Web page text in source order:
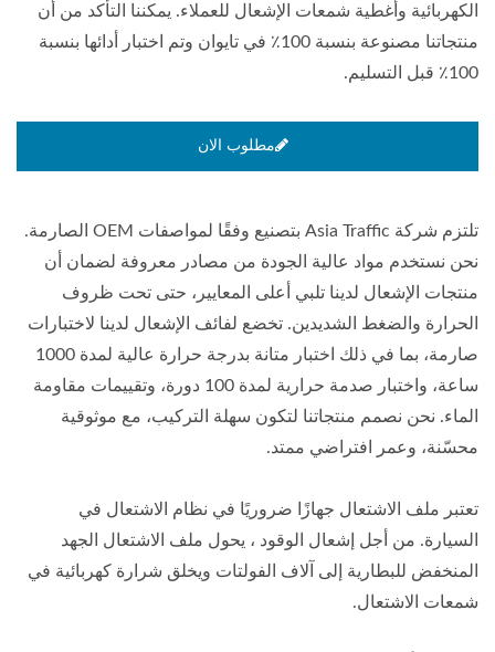
الكهربائية وأغطية شمعات الإشعال للعملاء. يمكننا التأكد من أن
منتجاتنا مصنوعة بنسبة 100٪ في تايوان وتم اختبار أدائها بنسبة
100٪ قبل التسليم.
مطلوب الان
تلتزم شركة Asia Traffic بتصنيع وفقًا لمواصفات OEM الصارمة.
نحن نستخدم مواد عالية الجودة من مصادر معروفة لضمان أن
منتجات الإشعال لدينا تلبي أعلى المعايير، حتى تحت ظروف
الحرارة والضغط الشديدين. تخضع لفائف الإشعال لدينا لاختبارات
صارمة، بما في ذلك اختبار متانة بدرجة حرارة عالية لمدة 1000
ساعة، واختبار صدمة حرارية لمدة 100 دورة، وتقييمات مقاومة
الماء. نحن نصمم منتجاتنا لتكون سهلة التركيب، مع موثوقية
محسّنة، وعمر افتراضي ممتد.
تعتبر ملف الاشتعال جهازًا ضروريًا في نظام الاشتعال في
السيارة. من أجل إشعال الوقود ، يحول ملف الاشتعال الجهد
المنخفض للبطارية إلى آلاف الفولتات ويخلق شرارة كهربائية في
شمعات الاشتعال.